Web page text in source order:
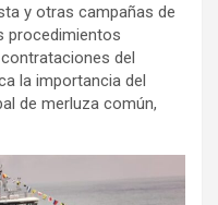
y otras campañas de
procedimientos
del
la importancia del
de merluza común,